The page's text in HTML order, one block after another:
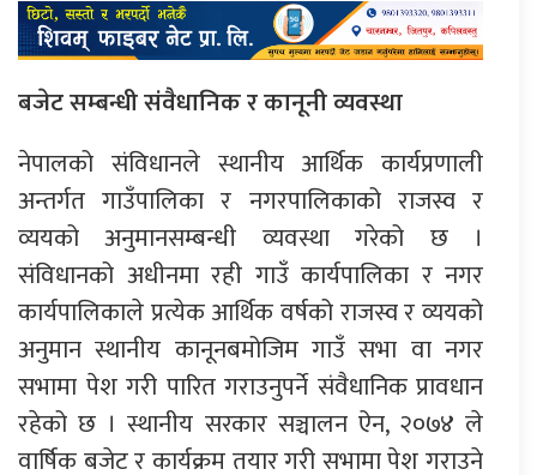
बजेट सम्बन्धी संवैधानिक र कानूनी व्यवस्था
नेपालको संविधानले स्थानीय आर्थिक कार्यप्रणाली
अन्तर्गत गाउँपालिका र नगरपालिकाको राजस्व र
व्ययको अनुमानसम्बन्धी व्यवस्था गरेको छ ।
संविधानको अधीनमा रही गाउँ कार्यपालिका र नगर
कार्यपालिकाले प्रत्येक आर्थिक वर्षको राजस्व र व्ययको
अनुमान स्थानीय कानूनबमोजिम गाउँ सभा वा नगर
सभामा पेश गरी पारित गराउनुपर्ने संवैधानिक प्रावधान
रहेको छ । स्थानीय सरकार सञ्चालन ऐन, २०७४ ले
वार्षिक बजेट र कार्यक्रम तयार गरी सभामा पेश गराउने